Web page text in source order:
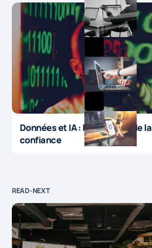
Données et IA : le paradoxe de la
confiance
READ-NEXT